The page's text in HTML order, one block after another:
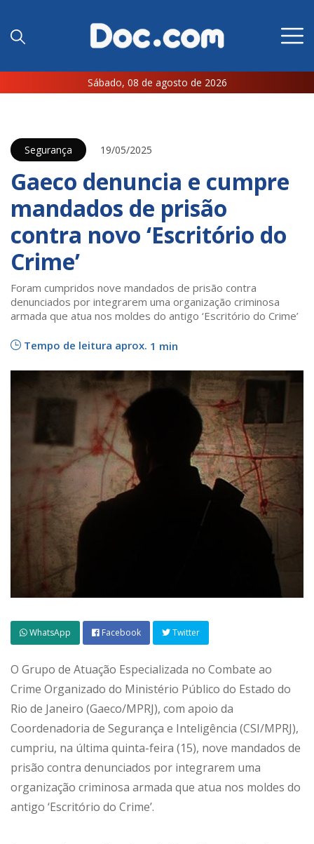
Sábado, 08 de agosto de 2026
Segurança 19/05/2025
Gaeco denuncia e cumpre
mandados de prisão
contra novo ‘Escritório do
Crime’
Foram cumpridos nove mandados de prisão contra
denunciados por integrarem uma organização criminosa
armada que atua nos moldes do antigo ‘Escritório do Crime’
Tempo de leitura aprox. 1 min
WhatsApp Facebook Twitter
O Grupo de Atuação Especializada no Combate ao
Crime Organizado do Ministério Público do Estado do
Rio de Janeiro (Gaeco/MPRJ), com apoio da
Coordenadoria de Segurança e Inteligência (CSI/MPRJ),
cumpriu, na última quinta-feira (15), nove mandados de
prisão contra denunciados por integrarem uma
organização criminosa armada que atua nos moldes do
antigo ‘Escritório do Crime’.